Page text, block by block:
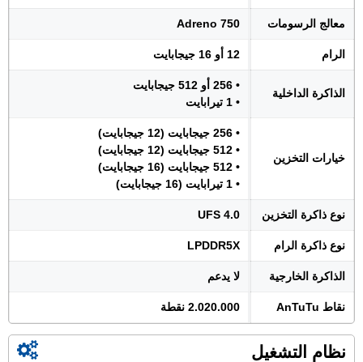
معالج الرسومات Adreno 750
الرام 12 أو 16 جيجابايت
الذاكرة الداخلية
• 256 أو 512 جيجابايت
• 1 تيرابايت
خيارات التخزين
• 256 جيجابايت (12 جيجابايت)
• 512 جيجابايت (12 جيجابايت)
• 512 جيجابايت (16 جيجابايت)
• 1 تيرابايت (16 جيجابايت)
نوع ذاكرة التخزين UFS 4.0
نوع ذاكرة الرام LPDDR5X
الذاكرة الخارجية لا يدعم
نقاط AnTuTu 2.020.000 نقطة
نظام التشغيل